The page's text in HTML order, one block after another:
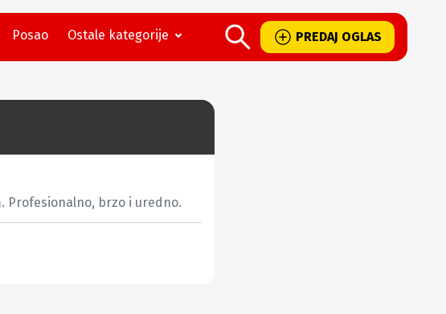
Posao Ostale kategorije PREDAJ OGLAS
Profesionalno, brzo i uredno.